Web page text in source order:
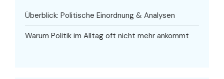
Überblick: Politische Einordnung & Analysen
Warum Politik im Alltag oft nicht mehr ankommt